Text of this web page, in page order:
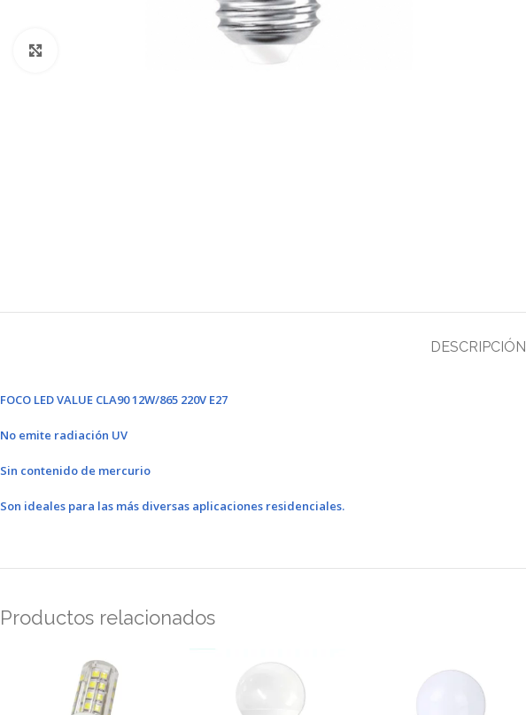
DESCRIPCIÓN
FOCO LED VALUE CLA90 12W/865 220V E27
No emite radiación UV
Sin contenido de mercurio
Son ideales para las más diversas aplicaciones residenciales.
Productos relacionados